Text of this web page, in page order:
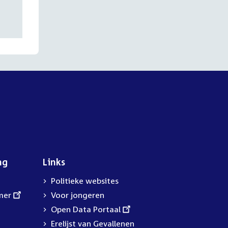
Links
Politieke websites
Voor jongeren
External
link:
Open Data Portaal
Erelijst van Gevallenen